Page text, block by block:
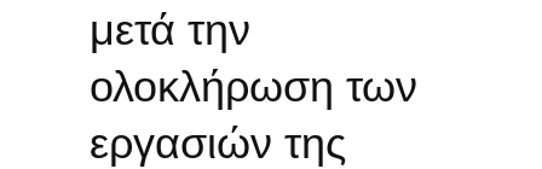
μετά την
ολοκλήρωση των
εργασιών της